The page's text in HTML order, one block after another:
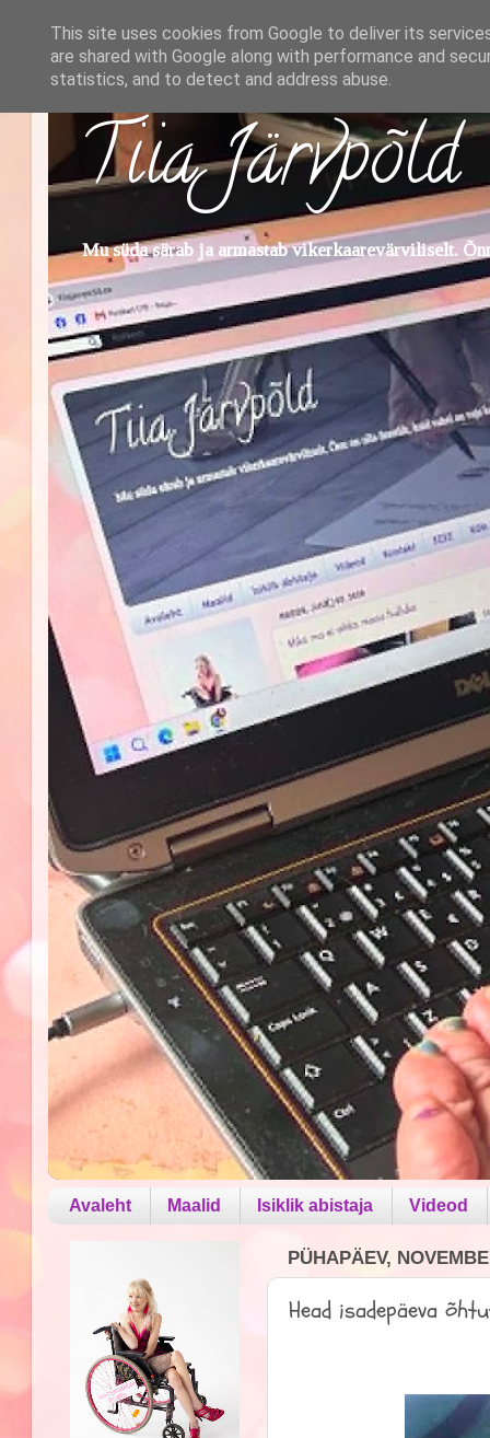
Tiia Järvpõld
Mu süda särab ja armastab vikerkaarevärviliselt.
Avaleht Maalid Isiklik abistaja Videod
PÜHAPÄEV,
Head isadepäeva
This site uses cookies from Google to deliver its
are shared with Google along with performance and
statistics, and to detect and address abuse.